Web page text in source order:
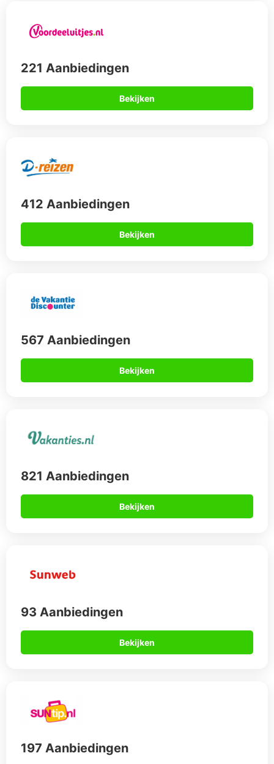
221 Aanbiedingen
Bekijken
412 Aanbiedingen
Bekijken
567 Aanbiedingen
Bekijken
821 Aanbiedingen
Bekijken
93 Aanbiedingen
Bekijken
197 Aanbiedingen